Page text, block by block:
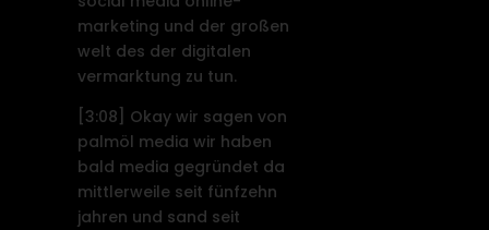
marketing und der großen
welt des der digitalen
vermarktung zu tun.
[3:08]
Okay wir sagen von
palmöl media wir haben
bald media gegründet da
mittlerweile seit fünfzehn
jahren und sand seit